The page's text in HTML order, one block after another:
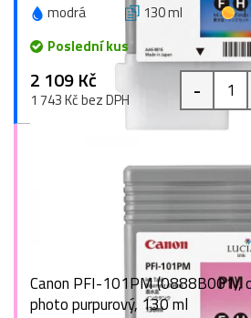
modrá 130 ml
1
Poslední kus
2 109 Kč
1 743 Kč bez DPH -
Canon PFI-101PM (0888B001),
photo purpurový, 130 ml